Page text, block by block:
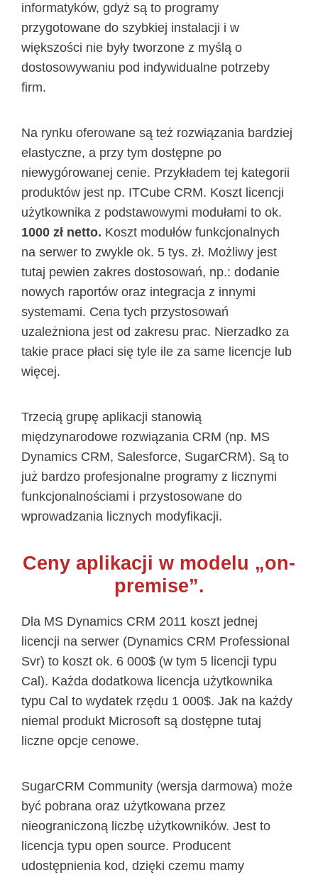
informatyków, gdyż są to programy
przygotowane do szybkiej instalacji i w
większości nie były tworzone z myślą o
dostosowywaniu pod indywidualne potrzeby
firm.
Na rynku oferowane są też rozwiązania bardziej
elastyczne, a przy tym dostępne po
niewygórowanej cenie. Przykładem tej kategorii
produktów jest np. ITCube CRM. Koszt licencji
użytkownika z podstawowymi modułami to ok.
1000 zł netto. Koszt modułów funkcjonalnych
na serwer to zwykle ok. 5 tys. zł. Możliwy jest
tutaj pewien zakres dostosowań, np.: dodanie
nowych raportów oraz integracja z innymi
systemami. Cena tych przystosowań
uzależniona jest od zakresu prac. Nierzadko za
takie prace płaci się tyle ile za same licencje lub
więcej.
Trzecią grupę aplikacji stanowią
międzynarodowe rozwiązania CRM (np. MS
Dynamics CRM, Salesforce, SugarCRM). Są to
już bardzo profesjonalne programy z licznymi
funkcjonalnościami i przystosowane do
wprowadzania licznych modyfikacji.
Ceny aplikacji w modelu „on-
premise”.
Dla MS Dynamics CRM 2011 koszt jednej
licencji na serwer (Dynamics CRM Professional
Svr) to koszt ok. 6 000$ (w tym 5 licencji typu
Cal). Każda dodatkowa licencja użytkownika
typu Cal to wydatek rzędu 1 000$. Jak na każdy
niemal produkt Microsoft są dostępne tutaj
liczne opcje cenowe.
SugarCRM Community (wersja darmowa) może
być pobrana oraz użytkowana przez
nieograniczoną liczbę użytkowników. Jest to
licencja typu open source. Producent
udostępnienia kod, dzięki czemu mamy